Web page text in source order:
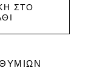
ΣΤΟ